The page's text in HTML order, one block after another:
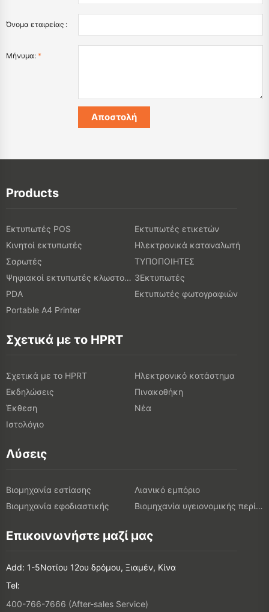
Όνομα εταιρείας :
Μήνυμα: *
Products
Εκτυπωτές POS
Εκτυπωτές ετικετών
Κινητοί εκτυπωτές
Ηλεκτρονικά καταναλωτή
Σαρωτές
ΤΥΠΟΠΟΙΗΤΕΣ
Ψηφιακοί εκτυπωτές κλωστοϋφαντουργικών προϊόντων 3Εκτυπωτές
PDA
Εκτυπωτές φωτογραφιών
Portable A4 Printer
Σχετικά με το HPRT
Σχετικά με το HPRT
Ηλεκτρονικό κατάστημα
Εκδηλώσεις
Πινακοθήκη
Έκθεση
Νέα
Ιστολόγιο
Λύσεις
Βιομηχανία εστίασης
Λιανικό εμπόριο
Βιομηχανία εφοδιαστικής
Βιομηχανία υγειονομικής περίθαλψης
Επικοινωνήστε μαζί μας
Add: 1-5Νοτίου 12ου δρόμου, Ξιαμέν, Κίνα
Tel:
400-766-7666 (After-sales Service)